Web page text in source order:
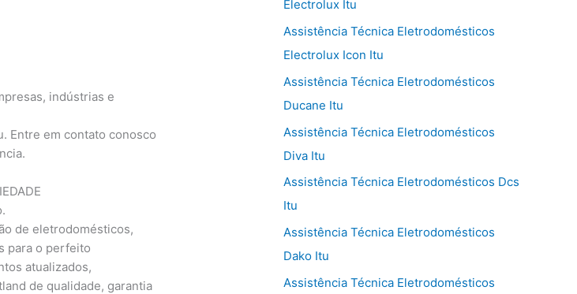
indústrias e
Entre em contato conosco
de eletrodomésticos,
para o perfeito
atualizados,
de qualidade, garantia
Electrolux Itu
Assistência Técnica Eletrodomésticos
Electrolux Icon Itu
Assistência Técnica Eletrodomésticos
Ducane Itu
Assistência Técnica Eletrodomésticos
Diva Itu
Assistência Técnica Eletrodomésticos Dcs
Itu
Assistência Técnica Eletrodomésticos
Dako Itu
Assistência Técnica Eletrodomésticos